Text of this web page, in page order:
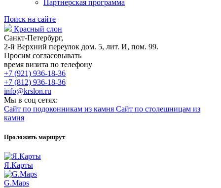
Партнерская программа
Поиск на сайте
Красный слон
Санкт-Петербург,
2-й Верхний переулок дом. 5, лит. И, пом. 99.
Просим согласовывать
время визита по телефону
+7 (921) 936-18-36
+7 (812) 936-18-36
info@krslon.ru
Мы в соц сетях:
Сайт по подоконникам из камня Сайт по столешницам из
камня
Проложить маршрут
Я.Карты
G.Maps